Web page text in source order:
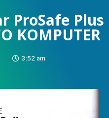
ProSafe Plus
KOMPUTER
3:52 am